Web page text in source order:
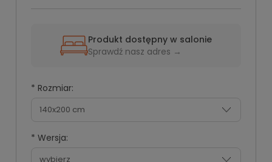
Produkt dostępny w salonie
Sprawdź nasz adres →
* Rozmiar:
* Wersja: